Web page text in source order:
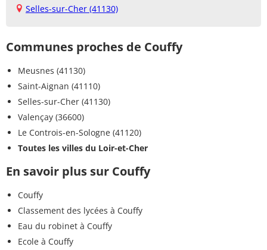
Selles-sur-Cher (41130)
Communes proches de Couffy
Meusnes (41130)
Saint-Aignan (41110)
Selles-sur-Cher (41130)
Valençay (36600)
Le Controis-en-Sologne (41120)
Toutes les villes du Loir-et-Cher
En savoir plus sur Couffy
Couffy
Classement des lycées à Couffy
Eau du robinet à Couffy
Ecole à Couffy